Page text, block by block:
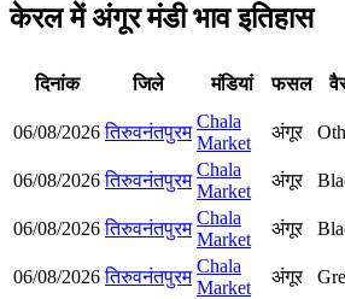
केरल में अंगूर मंडी भाव इतिहास
दिनांक जिले मंडियां फसल
06/08/2026 तिरुवनंतपुरम
Chala
Market
अंगूर
06/08/2026 तिरुवनंतपुरम
Chala
Market
अंगूर
06/08/2026 तिरुवनंतपुरम
Chala
Market
अंगूर
06/08/2026 तिरुवनंतपुरम
Chala
Market
अंगूर